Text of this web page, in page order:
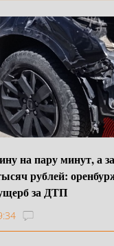
на пару минут, а
рублей:
за ДТП